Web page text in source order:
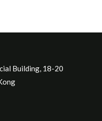
Building, 18-20